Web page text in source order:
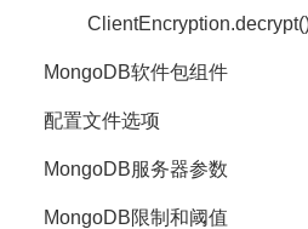
MongoDB软件包组件
配置文件选项
MongoDB服务器参数
MongoDB限制和阈值